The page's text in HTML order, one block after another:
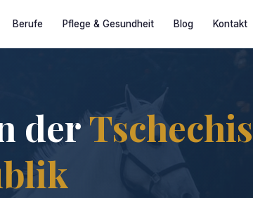
Berufe Pflege & Gesundheit Blog Kontakt
der